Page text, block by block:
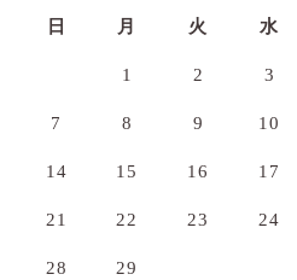
日 月 火 水
1 2 3
7 8 9 10
14 15 16 17
21 22 23 24
28 29